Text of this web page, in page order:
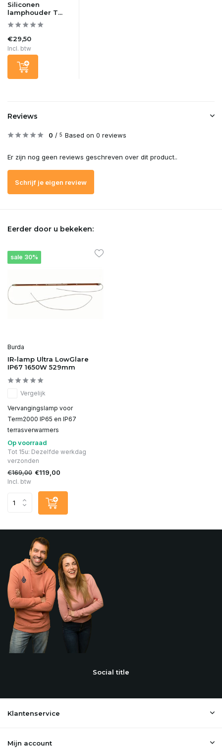
Siliconen
lamphouder T...
€29,50
Incl. btw
Reviews
0 / 5 Based on 0 reviews
Er zijn nog geen reviews geschreven over dit product..
Schrijf je eigen review
Eerder door u bekeken:
sale 30%
Burda
IR-lamp Ultra LowGlare
IP67 1650W 529mm
Vergelijk
Vervangingslamp voor
Term2000 IP65 en IP67
terrasverwarmers
Op voorraad
Tot 15u: Dezelfde werkdag
verzonden
€169,00 €119,00
Incl. btw
Social title
Klantenservice
Mijn account